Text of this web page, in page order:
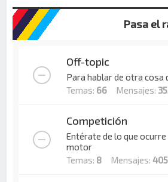
Pasa el
Off-topic
Para hablar de otra cosa
Temas: 66 Mensajes:
Competición
Entérate de lo que
motor
Temas: 8 Mensajes:405